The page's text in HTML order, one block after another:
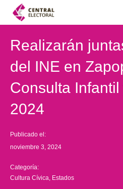
Realizarán
del INE en
Consulta
2024
Publicado el:
noviembre 3, 2024
Categoría:
Cultura Cívica Estados